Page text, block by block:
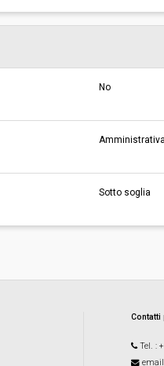
No
Sotto soglia
Tel. :
email